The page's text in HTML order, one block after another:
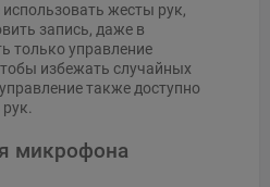
жесты рук,
запись, даже в
только управление
избежать случайных
также доступно
микрофона